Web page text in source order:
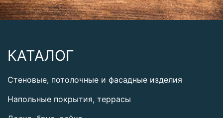
КАТАЛОГ
Стеновые, потолочные и фасадные изделия
Напольные покрытия, террасы